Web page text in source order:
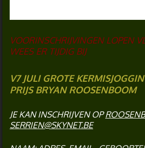
VOORINSCHRIJVINGEN LOPEN
WEES ER TIJDIG BIJ
V7 JULI GROTE
PRIJS BRYAN ROOSENBOOM
JE KAN INSCHRIJVEN OP
SERRIEN@SKYNET.BE